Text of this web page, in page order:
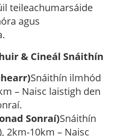
teileachumarsáide
agus
& Cineál Snáithín
Snáithín ilmhód
– Naisc laistigh den
Sonraí)Snáithín
2km-10km – Naisc